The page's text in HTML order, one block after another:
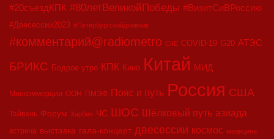
#20съездКПК #80летВеликойПобеды #ВизитСиВРоссию
#Двесессии2023 #Петербургскийдневник
#комментарий@radiometro CIIE COVID-19 G20 АТЭС
БРИКС Бодрое утро КПК Кино Китай МИД
Минкоммерции ООН ПМЭФ Пояс и путь Россия США
Тайвань Форум Харбин ЧС ШОС Шёлковый путь азиада
встреча выставка гала-концерт двесессии космос медицина